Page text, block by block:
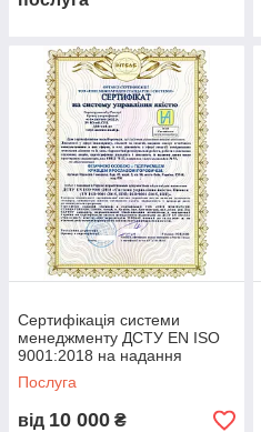
Сертифікація системи
менеджменту ДСТУ EN ISO
9001:2018 на надання
інженерних послуг
Послуга
від 10 000 ₴